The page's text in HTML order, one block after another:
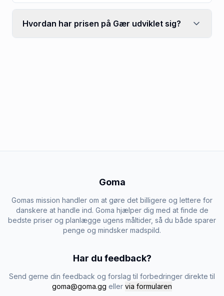
Hvordan har prisen på Gær udviklet sig?
Goma
Gomas mission handler om at gøre det billigere og lettere for
danskere at handle ind. Goma hjælper dig med at finde de
bedste priser og planlægge ugens måltider, så du både sparer
penge og mindsker madspild.
Har du feedback?
Send gerne din feedback og forslag til forbedringer direkte til
goma@goma.gg eller via formularen